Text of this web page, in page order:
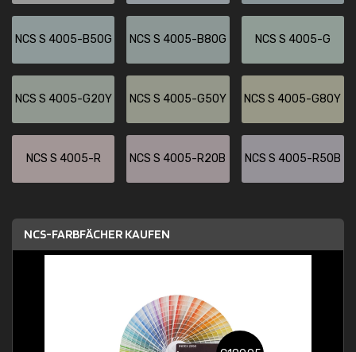
NCS S 4005-B50G NCS S 4005-B80G NCS S 4005-G
NCS S 4005-G20Y NCS S 4005-G50Y NCS S 4005-G80Y
NCS S 4005-R NCS S 4005-R20B NCS S 4005-R50B
NCS-FARBFÄCHER KAUFEN